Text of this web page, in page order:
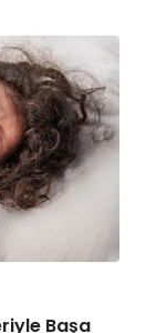
Başa